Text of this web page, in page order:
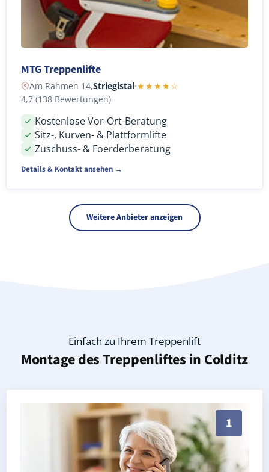
MTG Treppenlifte
Am Rahmen 14,Striegistal·★★★★☆
4,7 (138 Bewertungen)
Kostenlose Vor-Ort-Beratung
Sitz-, Kurven- & Plattformlifte
Zuschuss- & Foerderberatung
Details & Kontakt ansehen →
Weitere Anbieter anzeigen
Einfach zu Ihrem Treppenlift
Montage des Treppenliftes in Colditz
1
Persönliche Treppenlift-Beratung in Colditz 04680